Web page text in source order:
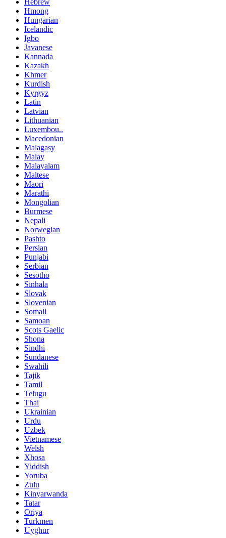
Hebrew
Hmong
Hungarian
Icelandic
Igbo
Javanese
Kannada
Kazakh
Khmer
Kurdish
Kyrgyz
Latin
Latvian
Lithuanian
Luxembou..
Macedonian
Malagasy
Malay
Malayalam
Maltese
Maori
Marathi
Mongolian
Burmese
Nepali
Norwegian
Pashto
Persian
Punjabi
Serbian
Sesotho
Sinhala
Slovak
Slovenian
Somali
Samoan
Scots Gaelic
Shona
Sindhi
Sundanese
Swahili
Tajik
Tamil
Telugu
Thai
Ukrainian
Urdu
Uzbek
Vietnamese
Welsh
Xhosa
Yiddish
Yoruba
Zulu
Kinyarwanda
Tatar
Oriya
Turkmen
Uyghur